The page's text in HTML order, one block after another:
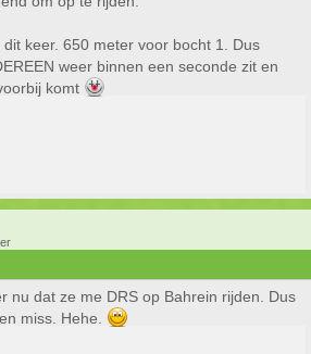
keer. 650 meter voor bocht 1. Dus
weer binnen een seconde zit en
komt
nu dat ze me DRS op Bahrein rijden. Dus
miss. Hehe.